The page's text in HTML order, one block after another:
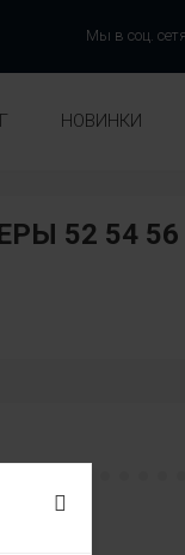
Мы в соц.
НОВИНКИ
52 54 56